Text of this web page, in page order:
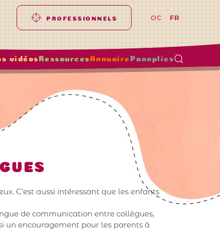
PROFESSIONNELS OC FR
vidéosRessourcesAnnuairePanoplies
C'est aussi intéressant que les enfants
de communication entre collègues,
un encouragement pour les parents à